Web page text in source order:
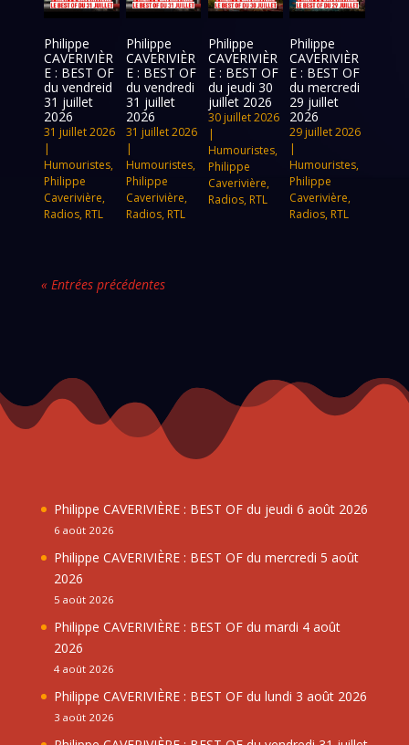
Philippe
CAVERIVIÈR
E : BEST OF
du vendreid
31 juillet
2026
31 juillet 2026
|
Humouristes,
Philippe
Caverivière,
Radios, RTL
Philippe
CAVERIVIÈR
E : BEST OF
du vendredi
31 juillet
2026
31 juillet 2026
|
Humouristes,
Philippe
Caverivière,
Radios, RTL
Philippe
CAVERIVIÈR
E : BEST OF
du jeudi 30
juillet 2026
30 juillet 2026
|
Humouristes,
Philippe
Caverivière,
Radios, RTL
Philippe
CAVERIVIÈR
E : BEST OF
du mercredi
29 juillet
2026
29 juillet 2026
|
Humouristes,
Philippe
Caverivière,
Radios, RTL
« Entrées précédentes
Philippe CAVERIVIÈRE : BEST OF du jeudi 6 août 2026
6 août 2026
Philippe CAVERIVIÈRE : BEST OF du mercredi 5 août
2026
5 août 2026
Philippe CAVERIVIÈRE : BEST OF du mardi 4 août
2026
4 août 2026
Philippe CAVERIVIÈRE : BEST OF du lundi 3 août 2026
3 août 2026